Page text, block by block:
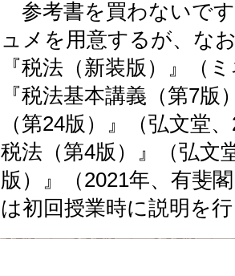
参考書を買わないで
ュメを用意するが、な
『税法（新装版）』（
『税法基本講義（第7
（第24版）』（弘文堂
税法（第4版）』（弘文
版）』（2021年、有斐
は初回授業時に説明を